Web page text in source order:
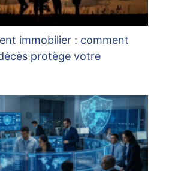
immobilier : comment
protège votre